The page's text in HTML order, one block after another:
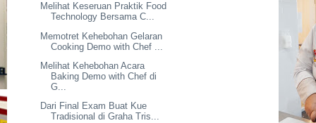
Melihat Keseruan Praktik Food
Technology Bersama C...
Memotret Kehebohan Gelaran
Cooking Demo with Chef ...
Melihat Kehebohan Acara
Baking Demo with Chef di
G...
Dari Final Exam Buat Kue
Tradisional di Graha Tris...